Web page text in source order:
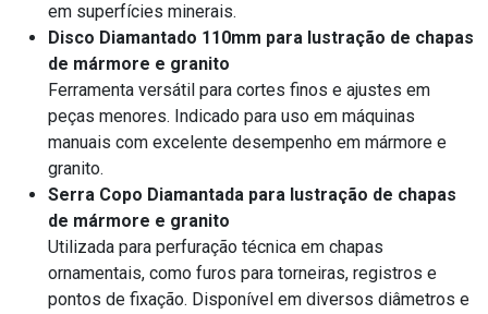
em superfícies minerais.
Disco Diamantado 110mm para lustração de chapas
de mármore e granito
Ferramenta versátil para cortes finos e ajustes em
peças menores. Indicado para uso em máquinas
manuais com excelente desempenho em mármore e
granito.
Serra Copo Diamantada para lustração de chapas
de mármore e granito
Utilizada para perfuração técnica em chapas
ornamentais, como furos para torneiras, registros e
pontos de fixação. Disponível em diversos diâmetros e